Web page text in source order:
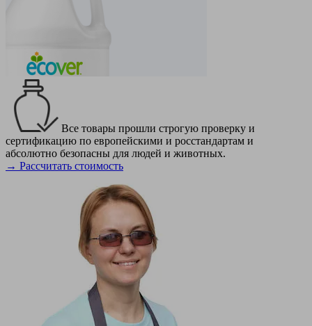
Все товары прошли строгую проверку и
сертификацию по европейскими и росстандартам и
абсолютно безопасны для людей и животных.
→ Рассчитать стоимость